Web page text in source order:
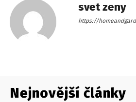
svet zeny
https://
Nejnovější články